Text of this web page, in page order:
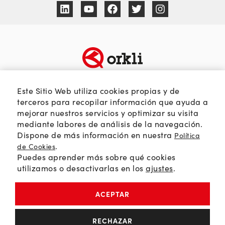
TEMÁTICAS
Calidad del aire
Passivhaus
Eficiencia y ahorro
Soluciones HVAC
Orkli Global
Comunidad profesional
SOBRE ORKLI
Quienes somos
Web Orkli
Contacto
Este Sitio Web utiliza cookies propias y de
terceros para recopilar información que ayuda a
mejorar nuestros servicios y optimizar su visita
mediante labores de análisis de la navegación.
Dispone de más información en nuestra Política
de Cookies.
Puedes aprender más sobre qué cookies
utilizamos o desactivarlas en los ajustes.
ACEPTAR
RECHAZAR